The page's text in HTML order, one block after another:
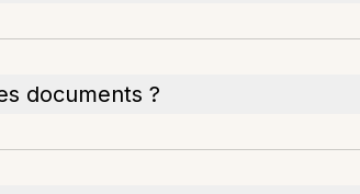
documents ?